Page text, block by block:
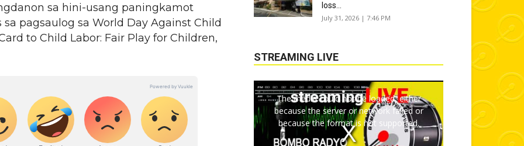
sa hini-usang paningkamot
pagsaulog sa World Day Against Child
to Child Labor: Fair Play for Children,
loss...
July 31, 2026 | 7:46 PM
STREAMING LIVE
The media could not be loaded, either
because the server or network failed or
because the format is not supported.